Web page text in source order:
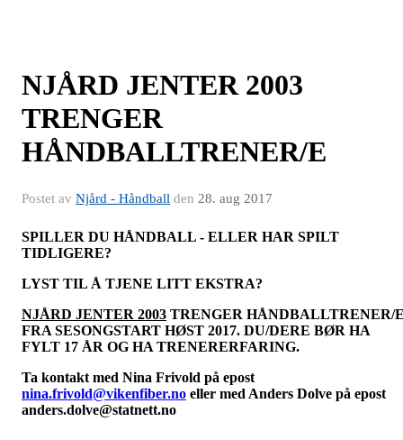
NJÅRD JENTER 2003
TRENGER
HÅNDBALLTRENER/E
Postet av Njård - Håndball den 28. aug 2017
SPILLER DU HÅNDBALL - ELLER HAR SPILT
TIDLIGERE?
LYST TIL Å TJENE LITT EKSTRA?
NJÅRD JENTER 2003 TRENGER HÅNDBALLTRENER/
FRA SESONGSTART HØST 2017. DU/DERE BØR HA
FYLT 17 ÅR OG HA TRENERERFARING.
Ta kontakt med Nina Frivold på epost
nina.frivold@vikenfiber.no eller med Anders Dolve på epost
anders.dolve@statnett.no